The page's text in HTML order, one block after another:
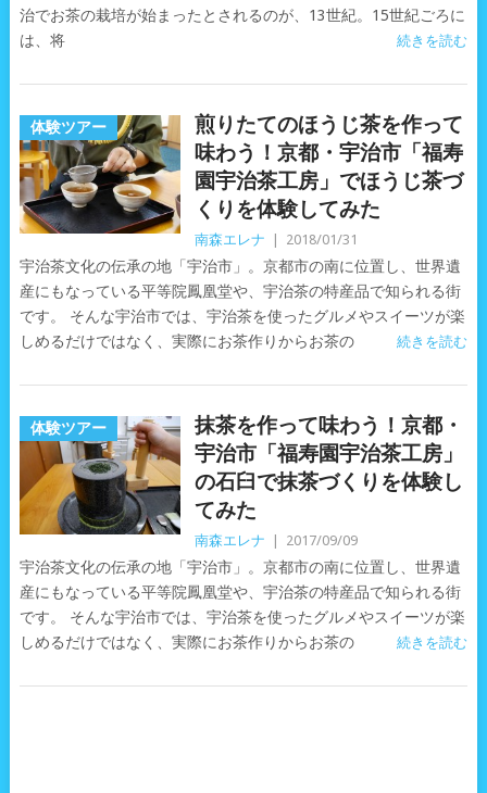
治でお茶の栽培が始まったとされるのが、13世紀。15世紀ごろに
は、将
続きを読む
体験ツアー
煎りたてのほうじ茶を作って
味わう！京都・宇治市「福寿
園宇治茶工房」でほうじ茶づ
くりを体験してみた
南森エレナ 2018/01/31
宇治茶文化の伝承の地「宇治市」。京都市の南に位置し、世界遺
産にもなっている平等院鳳凰堂や、宇治茶の特産品で知られる街
です。 そんな宇治市では、宇治茶を使ったグルメやスイーツが楽
しめるだけではなく、実際にお茶作りからお茶の
続きを読む
体験ツアー
抹茶を作って味わう！京都・
宇治市「福寿園宇治茶工房」
の石臼で抹茶づくりを体験し
てみた
南森エレナ 2017/09/09
宇治茶文化の伝承の地「宇治市」。京都市の南に位置し、世界遺
産にもなっている平等院鳳凰堂や、宇治茶の特産品で知られる街
です。 そんな宇治市では、宇治茶を使ったグルメやスイーツが楽
しめるだけではなく、実際にお茶作りからお茶の
続きを読む